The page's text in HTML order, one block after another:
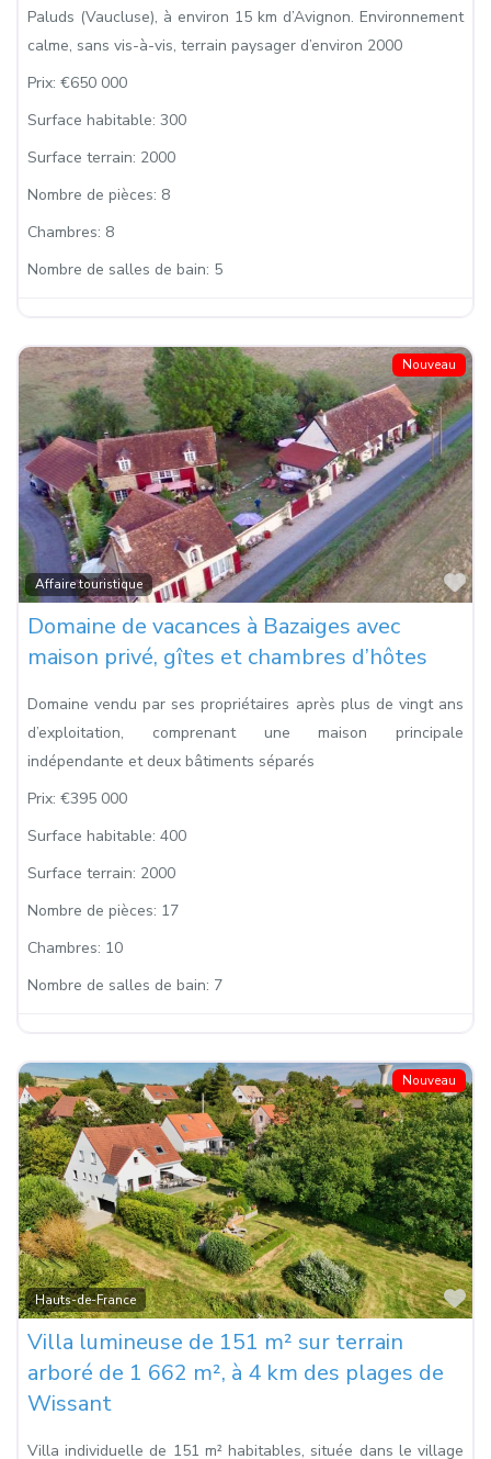
Paluds (Vaucluse), à environ 15 km d’Avignon. Environnement
calme, sans vis-à-vis, terrain paysager d’environ 2000
Prix: €650 000
Surface habitable: 300
Surface terrain: 2000
Nombre de pièces: 8
Chambres: 8
Nombre de salles de bain: 5
Nouveau
Affaire touristique
Domaine de vacances à Bazaiges avec
maison privé, gîtes et chambres d’hôtes
Domaine vendu par ses propriétaires après plus de vingt ans
d’exploitation, comprenant une maison principale
indépendante et deux bâtiments séparés
Prix: €395 000
Surface habitable: 400
Surface terrain: 2000
Nombre de pièces: 17
Chambres: 10
Nombre de salles de bain: 7
Nouveau
Hauts-de-France
Villa lumineuse de 151 m² sur terrain
arboré de 1 662 m², à 4 km des plages de
Wissant
Villa individuelle de 151 m² habitables, située dans le village